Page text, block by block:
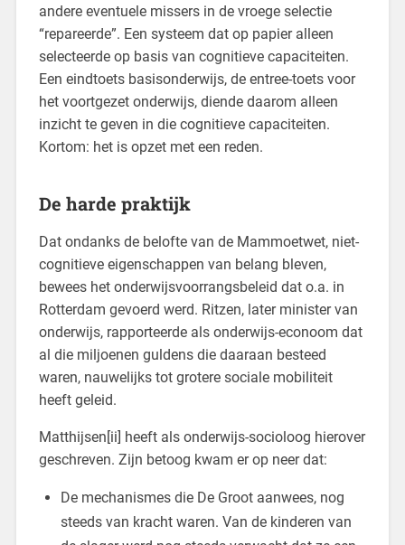
andere eventuele missers in de vroege selectie
“repareerde”. Een systeem dat op papier alleen
selecteerde op basis van cognitieve capaciteiten.
Een eindtoets basisonderwijs, de entree-toets voor
het voortgezet onderwijs, diende daarom alleen
inzicht te geven in die cognitieve capaciteiten.
Kortom: het is opzet met een reden.
De harde praktijk
Dat ondanks de belofte van de Mammoetwet, niet-
cognitieve eigenschappen van belang bleven,
bewees het onderwijsvoorrangsbeleid dat o.a. in
Rotterdam gevoerd werd. Ritzen, later minister van
onderwijs, rapporteerde als onderwijs-econoom dat
al die miljoenen guldens die daaraan besteed
waren, nauwelijks tot grotere sociale mobiliteit
heeft geleid.
Matthijsen[ii] heeft als onderwijs-socioloog hierover
geschreven. Zijn betoog kwam er op neer dat:
De mechanismes die De Groot aanwees, nog
steeds van kracht waren. Van de kinderen van